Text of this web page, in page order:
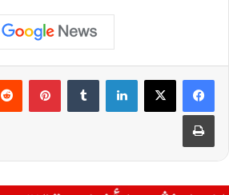
لينكدإن بينتيريست